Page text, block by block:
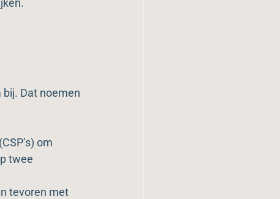
bij. Dat noemen
om
twee
tevoren met